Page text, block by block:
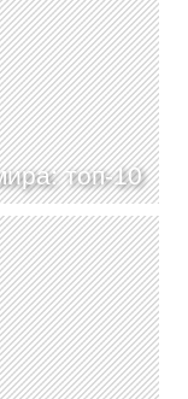
топ-10